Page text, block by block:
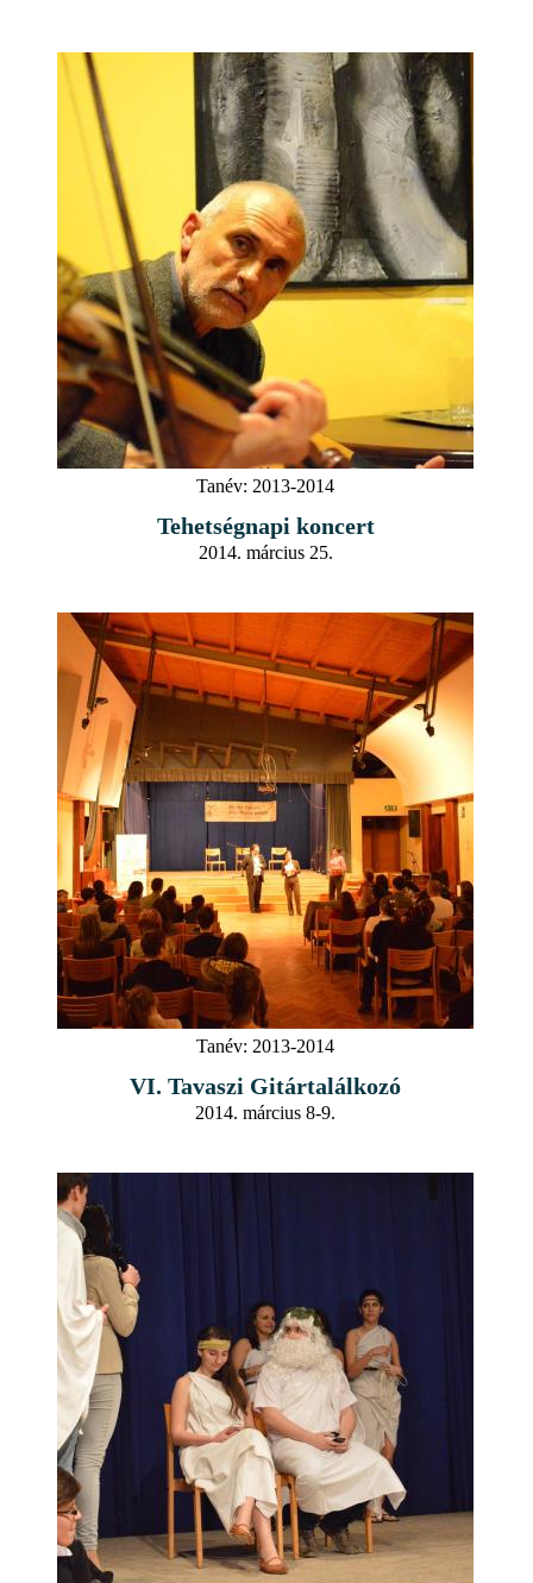
Tanév: 2013-2014
Tehetségnapi koncert
2014. március 25.
Tanév: 2013-2014
VI. Tavaszi Gitártalálkozó
2014. március 8-9.